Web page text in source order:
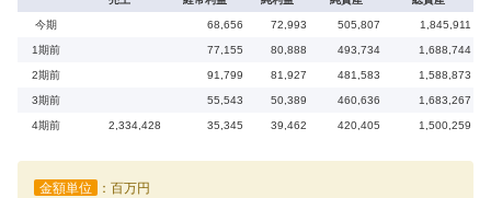
今期 68,656 72,993 505,807 1,845,911
1期前 77,155 80,888 493,734 1,688,744
2期前 91,799 81,927 481,583 1,588,873
3期前 55,543 50,389 460,636 1,683,267
4期前 2,334,428 35,345 39,462 420,405 1,500,259
金額単位
：百万円